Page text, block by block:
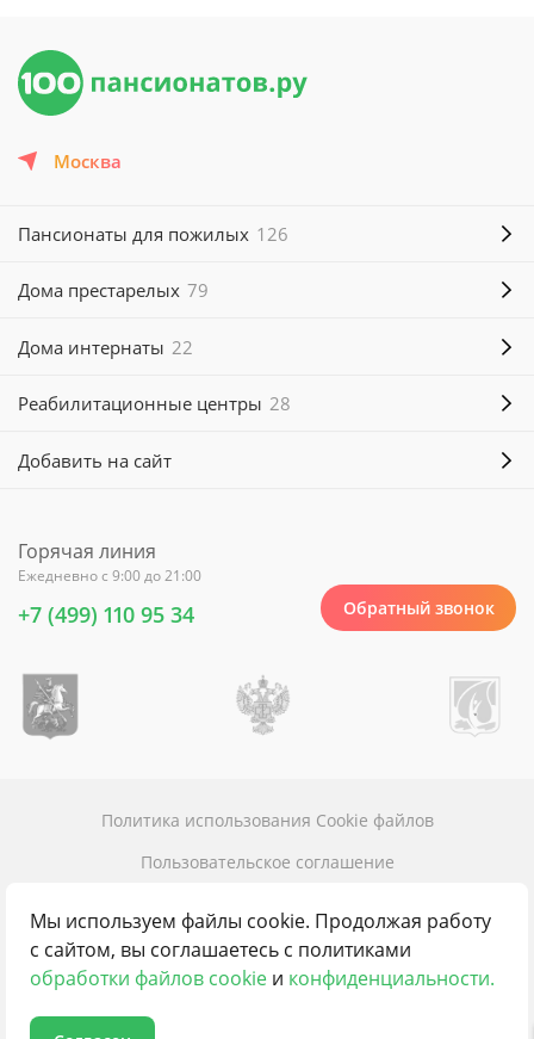
Москва
Добавить на сайт
Пансионаты для пожилых 126
Дома престарелых 79
Дома интернаты 22
Реабилитационные центры 28
Горячая линия
Ежедневно с 9:00 до 21:00
+7 (499) 110 95 34 Обратный звонок
Контакты
Карта сайта
Пользовательское соглашение
Политика использования Cookie файлов
Мы используем файлы cookie. Продолжая работу
с сайтом, вы соглашаетесь с политиками
обработки файлов cookie и конфиденциальности.